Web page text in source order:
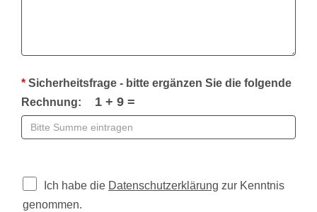
* Sicherheitsfrage - bitte ergänzen Sie die folgende
Rechnung:
1 + 9 =
Ich habe die Datenschutzerklärung zur Kenntnis
genommen.